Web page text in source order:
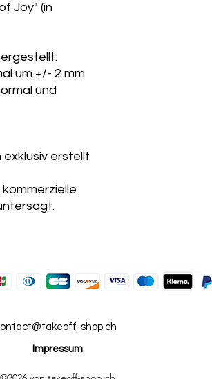
Joy" (in
um +/- 2 mm
und
exklusiv erstellt
shop.ch
Impressum